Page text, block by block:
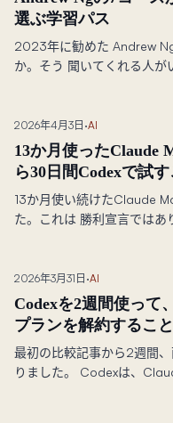
選ぶ学習パス
2023年に勧めた Andrew
か。そう 聞いてくれる人が
スごとの判定と、builder/
た。
2026年4月3日 ·AI
13か月使ったClaude
ら30日間Codexで試す
13か月使い続けたClaude
た。これは 勝利宣言ではあ
2026年3月31日 ·AI
Codexを2週間使って
プランを解約するこ
最初の比較記事から2週間
りました。 Codexは、